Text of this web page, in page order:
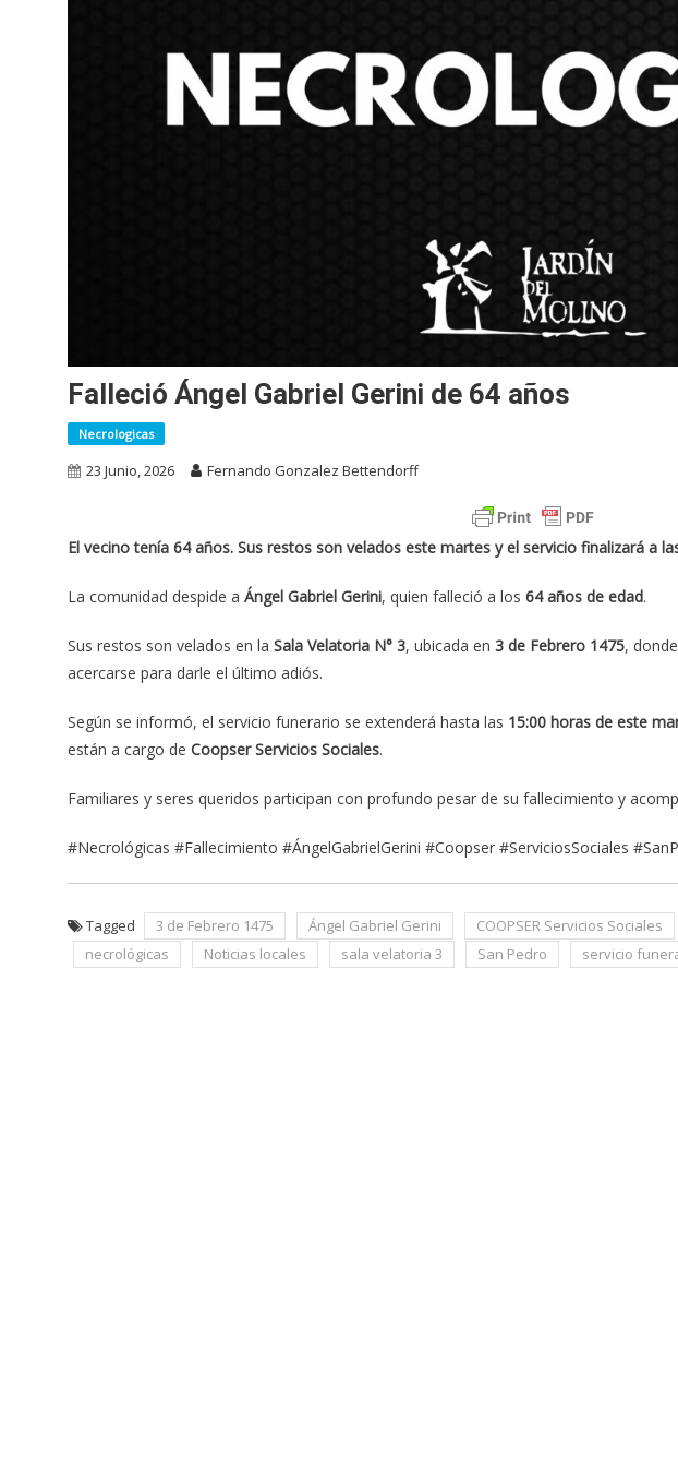
Falleció Ángel Gabriel Gerini de 64 años
Necrologicas
23 Junio, 2026 Fernando Gonzalez Bettendorff
El vecino tenía 64 años. Sus restos son velados este martes y el servicio finalizará a
La comunidad despide a Ángel Gabriel Gerini, quien falleció a los 64 años de edad.
Sus restos son velados en la Sala Velatoria N° 3, ubicada en 3 de Febrero 1475,
acercarse para darle el último adiós.
Según se informó, el servicio funerario se extenderá hasta las 15:00 horas de este
están a cargo de Coopser Servicios Sociales.
Familiares y seres queridos participan con profundo pesar de su fallecimiento y
#Necrológicas #Fallecimiento #ÁngelGabrielGerini #Coopser #ServiciosSociales
Tagged 3 de Febrero 1475 Ángel Gabriel Gerini COOPSER Servicios Sociales
necrológicas
Noticias locales sala velatoria 3 San Pedro servicio